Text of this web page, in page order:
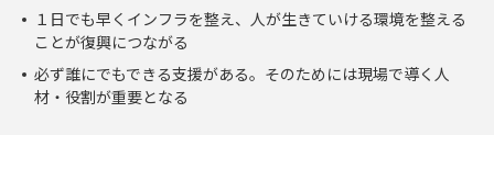
１日でも早くインフラを整え、人が生きていける環境を整える
ことが復興につながる
必ず誰にでもできる支援がある。そのためには現場で導く人
材・役割が重要となる